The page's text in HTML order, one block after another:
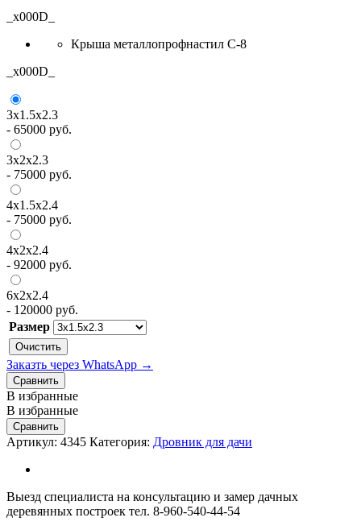
_x000D_
Крыша металлопрофнастил С-8
_x000D_
3х1.5х2.3
- 65000 руб.
3х2х2.3
- 75000 руб.
4х1.5х2.4
- 75000 руб.
4х2х2.4
- 92000 руб.
6х2х2.4
- 120000 руб.
Размер
Очистить
Заказть через WhatsApp →
Сравнить
В избранные
В избранные
Сравнить
Артикул: 4345 Категория: Дровник для дачи
Выезд специалиста на консультацию и замер дачных
деревянных построек тел. 8-960-540-44-54